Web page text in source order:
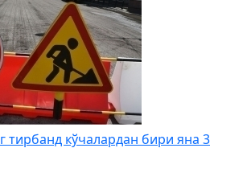
тирбанд кўчалардан бири яна 3